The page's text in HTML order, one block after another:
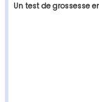
Un test de grossesse